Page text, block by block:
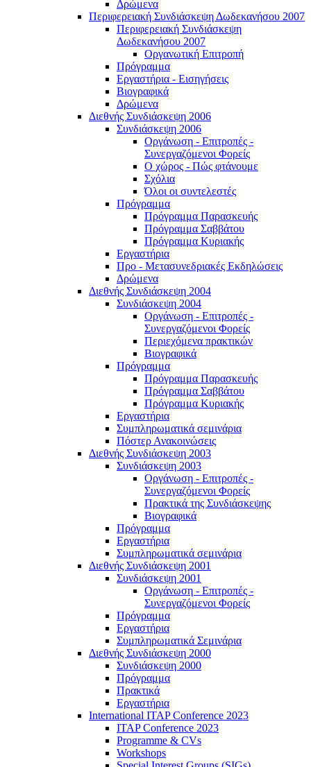
Δρώμενα
Περιφερειακή Συνδιάσκεψη Δωδεκανήσου 2007
Περιφερειακή Συνδιάσκεψη
Δωδεκανήσου 2007
Οργανωτική Επιτροπή
Πρόγραμμα
Εργαστήρια - Εισηγήσεις
Βιογραφικά
Δρώμενα
Διεθνής Συνδιάσκεψη 2006
Συνδιάσκεψη 2006
Οργάνωση - Επιτροπές -
Συνεργαζόμενοι Φορείς
Ο χώρος - Πώς φτάνουμε
Σχόλια
Όλοι οι συντελεστές
Πρόγραμμα
Πρόγραμμα Παρασκευής
Πρόγραμμα Σαββάτου
Πρόγραμμα Κυριακής
Εργαστήρια
Προ - Μετασυνεδριακές Εκδηλώσεις
Δρώμενα
Διεθνής Συνδιάσκεψη 2004
Συνδιάσκεψη 2004
Οργάνωση - Επιτροπές -
Συνεργαζόμενοι Φορείς
Περιεχόμενα πρακτικών
Βιογραφικά
Πρόγραμμα
Πρόγραμμα Παρασκευής
Πρόγραμμα Σαββάτου
Πρόγραμμα Κυριακής
Εργαστήρια
Συμπληρωματικά σεμινάρια
Πόστερ Ανακοινώσεις
Διεθνής Συνδιάσκεψη 2003
Συνδιάσκεψη 2003
Οργάνωση - Επιτροπές -
Συνεργαζόμενοι Φορείς
Πρακτικά της Συνδιάσκεψης
Βιογραφικά
Πρόγραμμα
Εργαστήρια
Συμπληρωματικά σεμινάρια
Διεθνής Συνδιάσκεψη 2001
Συνδιάσκεψη 2001
Οργάνωση - Επιτροπές -
Συνεργαζόμενοι Φορείς
Πρόγραμμα
Εργαστήρια
Συμπληρωματικά Σεμινάρια
Διεθνής Συνδιάσκεψη 2000
Συνδιάσκεψη 2000
Πρόγραμμα
Πρακτικά
Εργαστήρια
International ITAP Conference 2023
ITAP Conference 2023
Programme & CVs
Workshops